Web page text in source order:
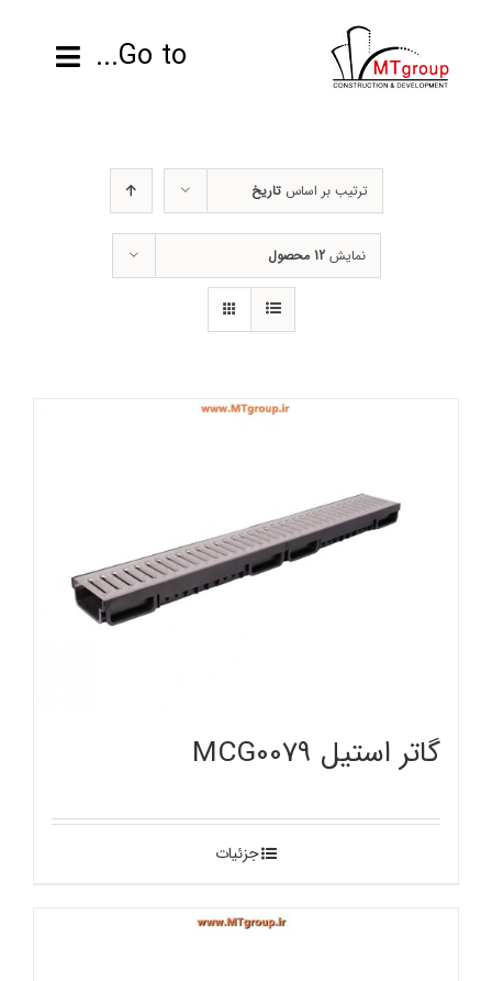
Go to...
ترتیب بر اساستاریخ
نمایش12 محصول
گاتر استیل MCG0079
جزئیات